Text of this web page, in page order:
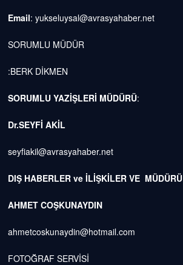
Email:yukseluysal@avrasyahaber.net
SORUMLU MÜDÜR
:BERK DİKMEN
SORUMLU YAZİŞLERİ MÜDÜRÜ:
Dr.SEYFİ AKİL
seyfiakil@avrasyahaber.net
DIŞ HABERLER ve İLİŞKİLER VE MÜDÜRÜ
AHMET COŞKUNAYDIN
ahmetcoskunaydin@hotmail.com
FOTOĞRAF SERVİSİ